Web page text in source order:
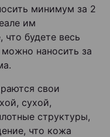
минимум за 2
им
что будете весь
наносить за
свои
сухой,
структуры,
что кожа